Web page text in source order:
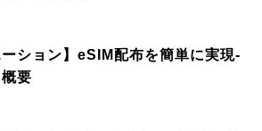
ーション】eSIM配布を簡単に実現-
要